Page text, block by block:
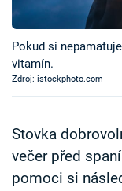
Časopis
Sledujte
Přihlášení
Sledujte nás
Pokud si
vitamín.
Zdroj: istockphoto.com
Stovka
večer před
pomoci si